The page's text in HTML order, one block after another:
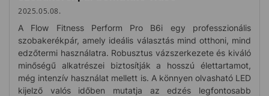
2025.05.08.
A Flow Fitness Perform Pro B6i egy professzionális
szobakerékpár, amely ideális választás mind otthoni, mind
edzőtermi használatra. Robusztus vázszerkezete és kiváló
minőségű alkatrészei biztosítják a hosszú élettartamot,
még intenzív használat mellett is. A könnyen olvasható LED
kijelző valós időben mutatja az edzés legfontosabb